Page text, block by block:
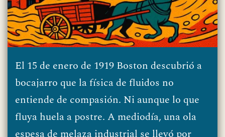
El 15 de enero de 1919 Boston descubrió a
bocajarro que la física de fluidos no
entiende de compasión. Ni aunque lo que
fluya huela a postre. A mediodía, una ola
espesa de melaza industrial se llevó por